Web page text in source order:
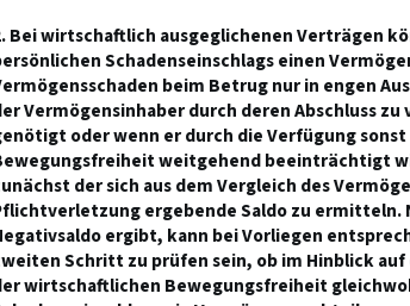
Bei wirtschaftlich ausgeglichenen Verträgen
Schadenseinschlags einen
beim Betrug nur in engen
Vermögensinhaber durch deren Abschluss
oder wenn er durch die Verfügung
weitgehend beeinträchtigt
der sich aus dem Vergleich des
ergebende Saldo zu ermitteln.
ergibt, kann bei Vorliegen
Schritt zu prüfen sein, ob im Hinblick
wirtschaftlichen Bewegungsfreiheit